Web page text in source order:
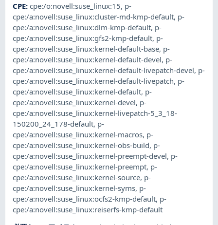
CPE:cpe:/o:novell:suse_linux:15, p-
cpe:/a:novell:suse_linux:cluster-md-kmp-default, p-
cpe:/a:novell:suse_linux:dlm-kmp-default, p-
cpe:/a:novell:suse_linux:gfs2-kmp-default, p-
cpe:/a:novell:suse_linux:kernel-default-base, p-
cpe:/a:novell:suse_linux:kernel-default-devel, p-
cpe:/a:novell:suse_linux:kernel-default-livepatch-devel, p-
cpe:/a:novell:suse_linux:kernel-default-livepatch, p-
cpe:/a:novell:suse_linux:kernel-default, p-
cpe:/a:novell:suse_linux:kernel-devel, p-
cpe:/a:novell:suse_linux:kernel-livepatch-5_3_18-
150200_24_178-default, p-
cpe:/a:novell:suse_linux:kernel-macros, p-
cpe:/a:novell:suse_linux:kernel-obs-build, p-
cpe:/a:novell:suse_linux:kernel-preempt-devel, p-
cpe:/a:novell:suse_linux:kernel-preempt, p-
cpe:/a:novell:suse_linux:kernel-source, p-
cpe:/a:novell:suse_linux:kernel-syms, p-
cpe:/a:novell:suse_linux:ocfs2-kmp-default, p-
cpe:/a:novell:suse_linux:reiserfs-kmp-default